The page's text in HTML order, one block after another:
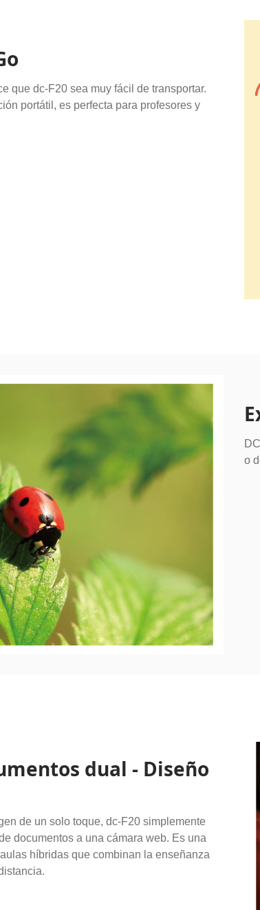
que dc-F20 sea muy fácil de transportar.
portátil, es perfecta para profesores y
o
dual - Diseño
de un solo toque, dc-F20 simplemente
documentos a una cámara web. Es una
híbridas que combinan la enseñanza